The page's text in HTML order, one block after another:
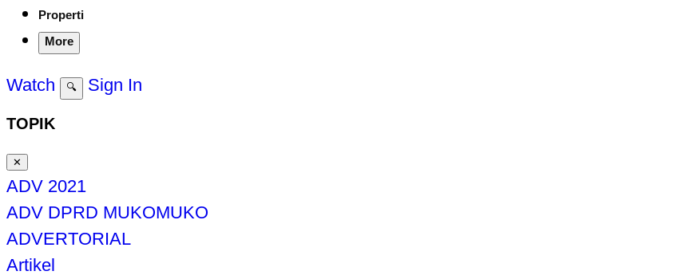
Properti
More
Watch 🔍 Sign In
TOPIK
✕
ADV 2021
ADV DPRD MUKOMUKO
ADVERTORIAL
Artikel